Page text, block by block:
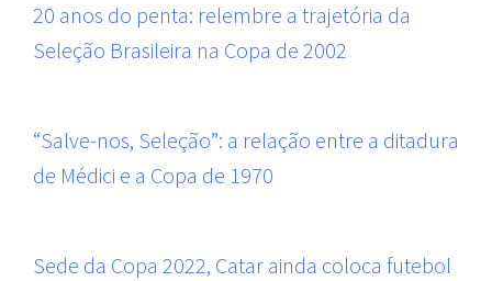
20 anos do penta: relembre a trajetória da
Seleção Brasileira na Copa de 2002
“Salve-nos, Seleção”: a relação entre a ditadura
de Médici e a Copa de 1970
Sede da Copa 2022, Catar ainda coloca futebol